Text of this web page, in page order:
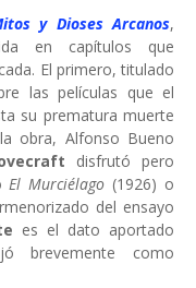
y Dioses Arcanos,
en capítulos que
El primero, titulado
las películas que el
su prematura muerte
obra, Alfonso Bueno
disfrutó pero
El Murciélago (1926) o
del ensayo
es el dato aportado
brevemente como